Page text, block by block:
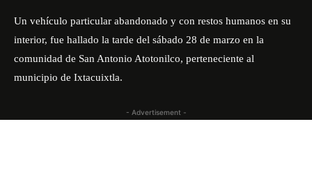
Un vehículo particular abandonado y con restos humanos en su
interior, fue hallado la tarde del sábado 28 de marzo en la
comunidad de San Antonio Atotonilco, perteneciente al
municipio de Ixtacuixtla.
- Advertisement -